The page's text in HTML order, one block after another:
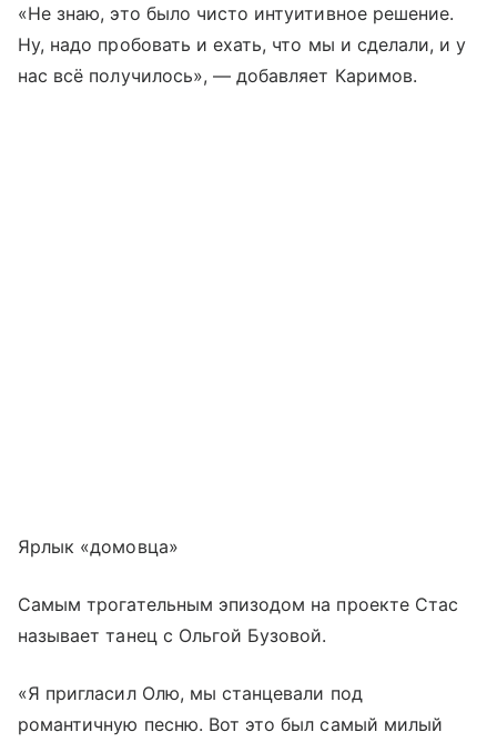
«Не знаю, это было чисто интуитивное решение.
Ну, надо пробовать и ехать, что мы и сделали, и у
нас всё получилось», — добавляет Каримов.
Ярлык «домовца»
Самым трогательным эпизодом на проекте Стас
называет танец с Ольгой Бузовой.
«Я пригласил Олю, мы станцевали под
романтичную песню. Вот это был самый милый